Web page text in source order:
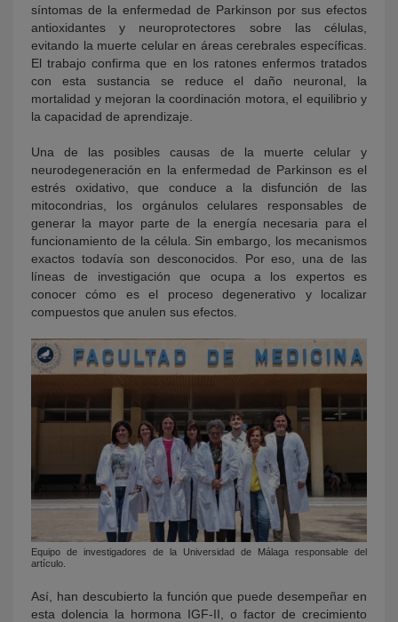
síntomas de la enfermedad de Parkinson por sus efectos
antioxidantes y neuroprotectores sobre las células,
evitando la muerte celular en áreas cerebrales específicas.
El trabajo confirma que en los ratones enfermos tratados
con esta sustancia se reduce el daño neuronal, la
mortalidad y mejoran la coordinación motora, el equilibrio y
la capacidad de aprendizaje.
Una de las posibles causas de la muerte celular y
neurodegeneración en la enfermedad de Parkinson es el
estrés oxidativo, que conduce a la disfunción de las
mitocondrias, los orgánulos celulares responsables de
generar la mayor parte de la energía necesaria para el
funcionamiento de la célula. Sin embargo, los mecanismos
exactos todavía son desconocidos. Por eso, una de las
líneas de investigación que ocupa a los expertos es
conocer cómo es el proceso degenerativo y localizar
compuestos que anulen sus efectos.
Equipo de investigadores de la Universidad de Málaga responsable del
artículo.
Así, han descubierto la función que puede desempeñar en
esta dolencia la hormona IGF-II, o factor de crecimiento